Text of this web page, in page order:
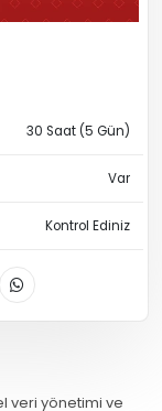
30 Saat (5 Gün)
Var
Kontrol Ediniz
veri yönetimi ve